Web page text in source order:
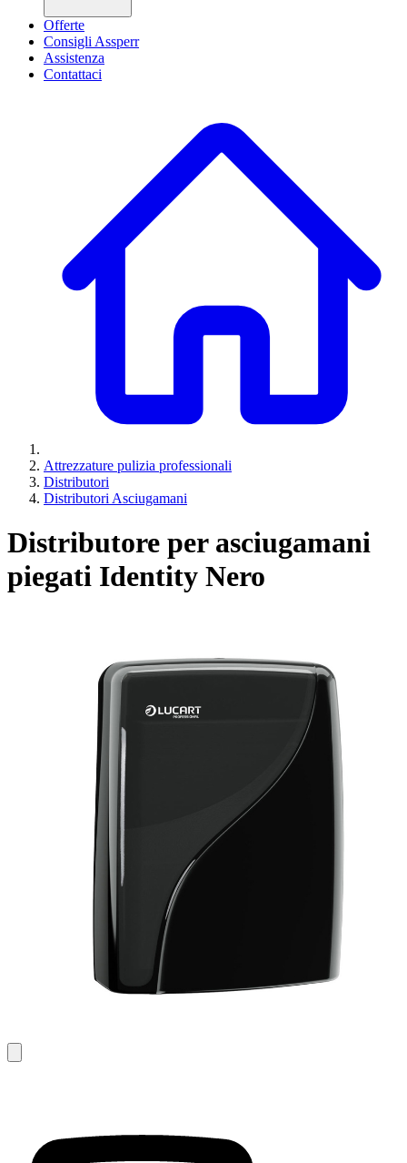
Offerte
Consigli Assperr
Assistenza
Contattaci
Attrezzature pulizia professionali
Distributori
Distributori Asciugamani
Distributore per asciugamani
piegati Identity Nero